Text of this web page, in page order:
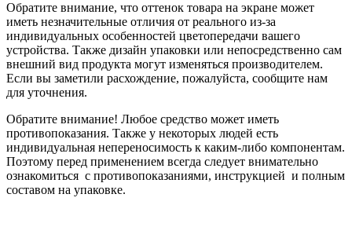
Обратите внимание, что оттенок товара на экране может
иметь незначительные отличия от реального из-за
индивидуальных особенностей цветопередачи вашего
устройства. Также дизайн упаковки или непосредственно сам
внешний вид продукта могут изменяться производителем.
Если вы заметили расхождение, пожалуйста, сообщите нам
для уточнения.
Обратите внимание! Любое средство может иметь
противопоказания. Также у некоторых людей есть
индивидуальная непереносимость к каким-либо компонентам.
Поэтому перед применением всегда следует внимательно
ознакомиться с противопоказаниями, инструкцией и полным
составом на упаковке.